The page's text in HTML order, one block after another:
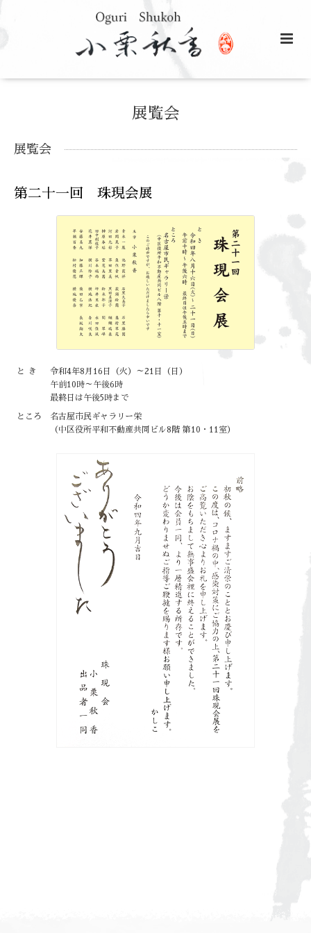
展覧会
展覧会
第二十一回 珠現会展
とき
令和4年8月16日（火）～21日（日）
午前10時～午後6時
最終日は午後5時まで
ところ
名古屋市民ギャラリー栄
（中区役所平和不動産共同ビル8階 第10・11室）